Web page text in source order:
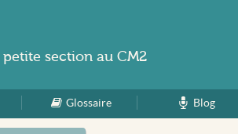
Glossaire Blog
petite section au CM2